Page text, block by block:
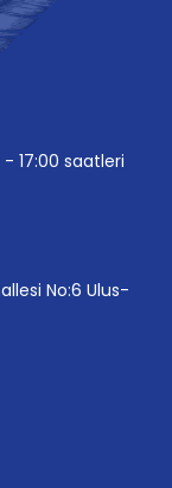
17:00 saatleri
No:6 Ulus-